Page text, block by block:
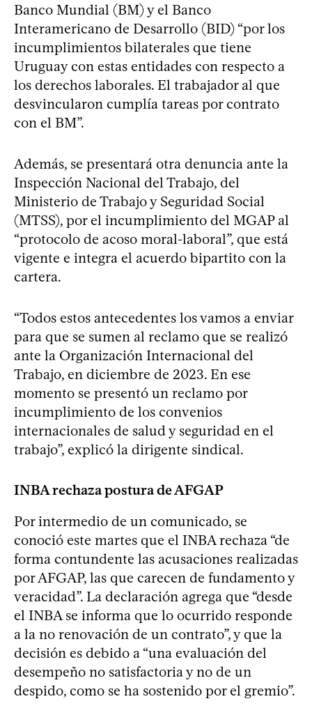
Banco Mundial (BM) y el Banco
Interamericano de Desarrollo (BID) “por los
incumplimientos bilaterales que tiene
Uruguay con estas entidades con respecto a
los derechos laborales. El trabajador al que
desvincularon cumplía tareas por contrato
con el BM”.
Además, se presentará otra denuncia ante la
Inspección Nacional del Trabajo, del
Ministerio de Trabajo y Seguridad Social
(MTSS), por el incumplimiento del MGAP al
“protocolo de acoso moral-laboral”, que está
vigente e integra el acuerdo bipartito con la
cartera.
“Todos estos antecedentes los vamos a enviar
para que se sumen al reclamo que se realizó
ante la Organización Internacional del
Trabajo, en diciembre de 2023. En ese
momento se presentó un reclamo por
incumplimiento de los convenios
internacionales de salud y seguridad en el
trabajo”, explicó la dirigente sindical.
INBA rechaza postura de AFGAP
Por intermedio de un comunicado, se
conoció este martes que el INBA rechaza “de
forma contundente las acusaciones realizadas
por AFGAP, las que carecen de fundamento y
veracidad”. La declaración agrega que “desde
el INBA se informa que lo ocurrido responde
a la no renovación de un contrato”, y que la
decisión es debido a “una evaluación del
desempeño no satisfactoria y no de un
despido, como se ha sostenido por el gremio”.